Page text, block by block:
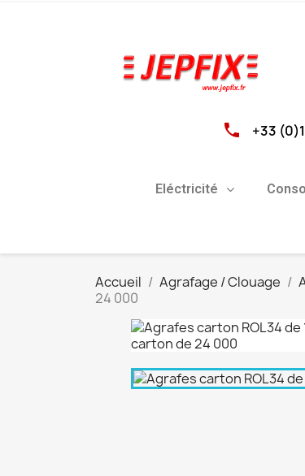
phone +33
Eléctricité
Accueil Agrafage / Clouage
24 000